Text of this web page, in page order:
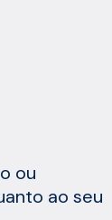
ou
ao seu